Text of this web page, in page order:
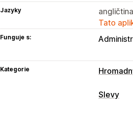
Jazyky
Tato
Funguje s:
Kategorie
Slevy